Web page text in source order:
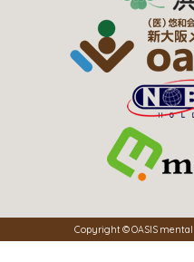
Copyright © OASIS